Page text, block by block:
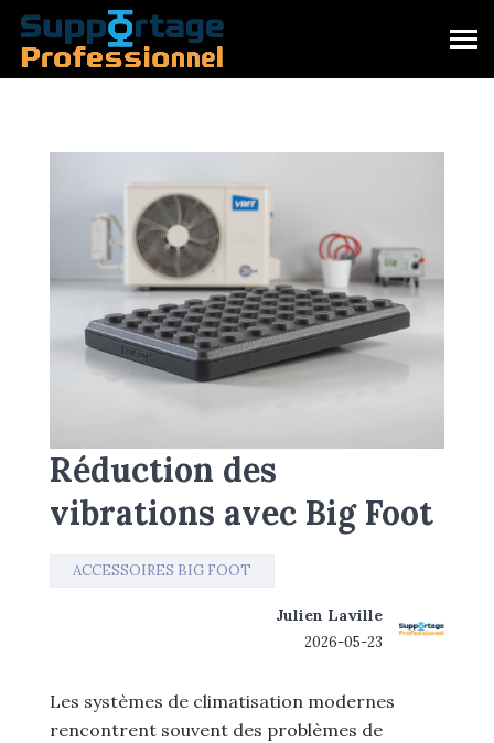
Réduction des
vibrations avec Big Foot
ACCESSOIRES BIG FOOT
Julien Laville
2026-05-23
Les systèmes de climatisation modernes
rencontrent souvent des problèmes de